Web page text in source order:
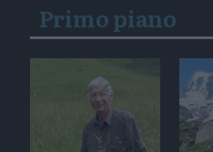
Primo piano